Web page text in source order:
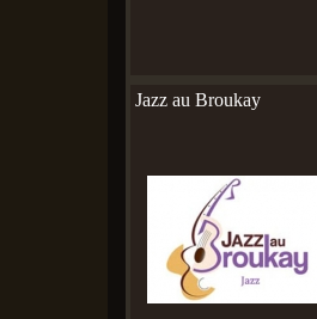
Jazz au Broukay